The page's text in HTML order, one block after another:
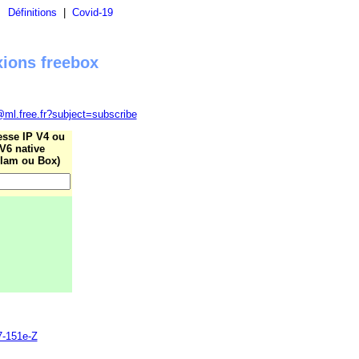
Définitions Covid-19
freebox
IP V4 ou
V6 native
ou Box)
151e-Z